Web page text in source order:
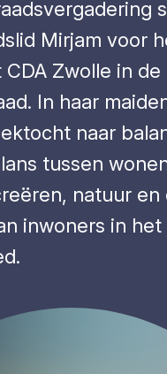
Mirjam voor
Zwolle in de
In haar
naar
tussen
natuur en
inwoners in het